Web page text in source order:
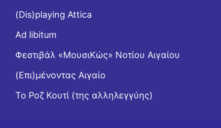
(Dis)playing Attica
Ad libitum
Φεστιβάλ «ΜουσιΚώς» Νοτίου Αιγαίου
(Επι)μένοντας Αιγαίο
Το Ροζ Κουτί (της αλληλεγγύης)